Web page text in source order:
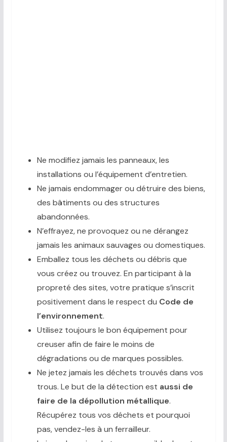
Ne modifiez jamais les panneaux, les
installations ou l’équipement d’entretien.
Ne jamais endommager ou détruire des biens,
des bâtiments ou des structures
abandonnées.
N’effrayez, ne provoquez ou ne dérangez
jamais les animaux sauvages ou domestiques.
Emballez tous les déchets ou débris que
vous créez ou trouvez. En participant à la
propreté des sites, votre pratique s’inscrit
positivement dans le respect du Code de
l’environnement.
Utilisez toujours le bon équipement pour
creuser afin de faire le moins de
dégradations ou de marques possibles.
Ne jetez jamais les déchets trouvés dans vos
trous. Le but de la détection est aussi de
faire de la dépollution métallique.
Récupérez tous vos déchets et pourquoi
pas, vendez-les à un ferrailleur.